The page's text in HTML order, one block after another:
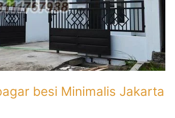
besi Minimalis Jakarta